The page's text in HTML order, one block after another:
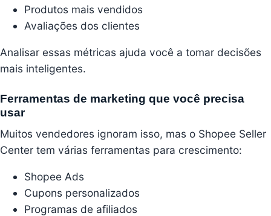
Produtos mais vendidos
Avaliações dos clientes
Analisar essas métricas ajuda você a tomar decisões
mais inteligentes.
Ferramentas de marketing que você precisa
usar
Muitos vendedores ignoram isso, mas o Shopee Seller
Center tem várias ferramentas para crescimento:
Shopee Ads
Cupons personalizados
Programas de afiliados